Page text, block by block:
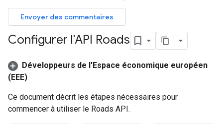
Envoyer des commentaires
Configurer l'API Roads
Développeurs de l'Espace économique européen
(EEE)
Ce document décrit les étapes nécessaires pour
commencer à utiliser le Roads API.